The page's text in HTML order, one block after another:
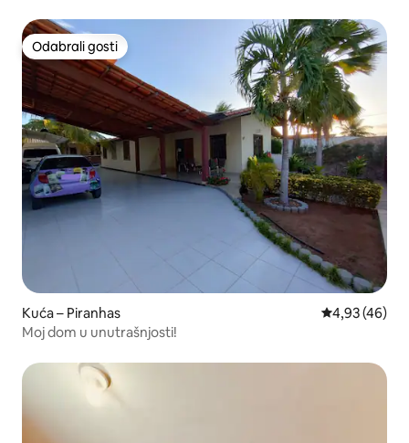
Odabrali gosti
Odabrali gosti
Kuća – Piranhas Prosječna
4,93 (46)
Moj dom u unutrašnjosti!